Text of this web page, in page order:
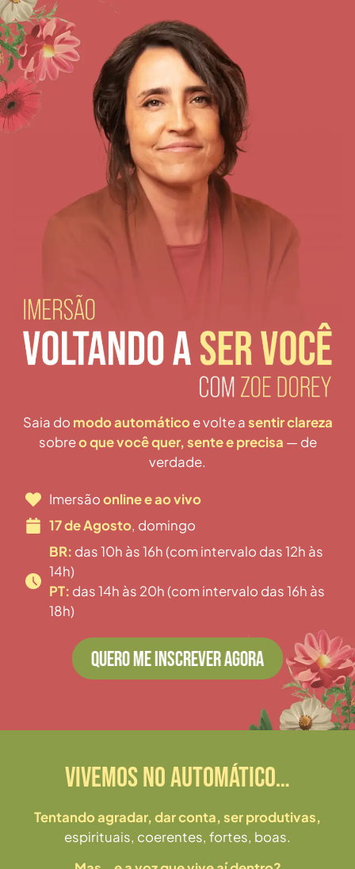
Saia do modo automáticoe volte asentir clareza
sobreo que você quer, sente e precisa — de
verdade.
Imersãoonline e ao vivo
17 de Agosto, domingo
BR: das 10h às 16h (com intervalo das 12h às
14h)
PT: das 14h às 20h (com intervalo das 16h às
18h)
QUERO ME INSCREVER AGORA
VIVEMOS NO AUTOMÁTICO…
Tentando agradar,dar conta, ser produtivas,
espirituais, coerentes, fortes, boas.